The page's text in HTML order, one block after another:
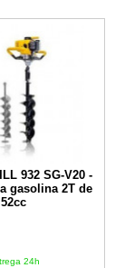
200mm
932 SG-V20 -
gasolina 2T de
52cc
24h
V20 Garland